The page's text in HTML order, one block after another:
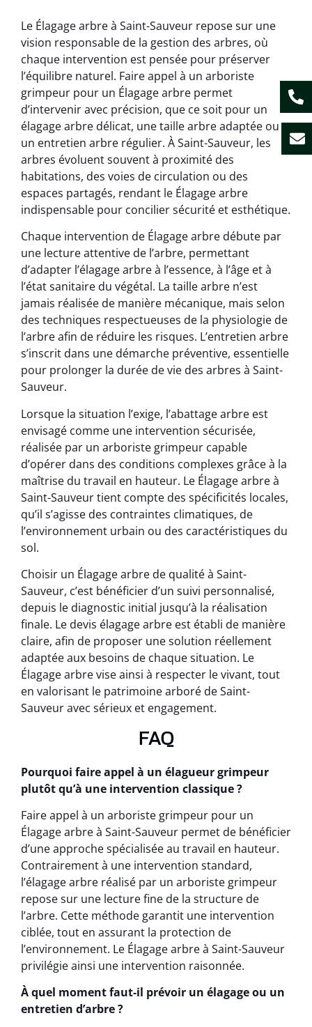
Le Élagage arbre à Saint-Sauveur repose sur une
vision responsable de la gestion des arbres, où
chaque intervention est pensée pour préserver
l’équilibre naturel. Faire appel à un arboriste
grimpeur pour un Élagage arbre permet
d’intervenir avec précision, que ce soit pour un
élagage arbre délicat, une taille arbre adaptée ou
un entretien arbre régulier. À Saint-Sauveur, les
arbres évoluent souvent à proximité des
habitations, des voies de circulation ou des
espaces partagés, rendant le Élagage arbre
indispensable pour concilier sécurité et esthétique.
Chaque intervention de Élagage arbre débute par
une lecture attentive de l’arbre, permettant
d’adapter l’élagage arbre à l’essence, à l’âge et à
l’état sanitaire du végétal. La taille arbre n’est
jamais réalisée de manière mécanique, mais selon
des techniques respectueuses de la physiologie de
l’arbre afin de réduire les risques. L’entretien arbre
s’inscrit dans une démarche préventive, essentielle
pour prolonger la durée de vie des arbres à Saint-
Sauveur.
Lorsque la situation l’exige, l’abattage arbre est
envisagé comme une intervention sécurisée,
réalisée par un arboriste grimpeur capable
d’opérer dans des conditions complexes grâce à la
maîtrise du travail en hauteur. Le Élagage arbre à
Saint-Sauveur tient compte des spécificités locales,
qu’il s’agisse des contraintes climatiques, de
l’environnement urbain ou des caractéristiques du
sol.
Choisir un Élagage arbre de qualité à Saint-
Sauveur, c’est bénéficier d’un suivi personnalisé,
depuis le diagnostic initial jusqu’à la réalisation
finale. Le devis élagage arbre est établi de manière
claire, afin de proposer une solution réellement
adaptée aux besoins de chaque situation. Le
Élagage arbre vise ainsi à respecter le vivant, tout
en valorisant le patrimoine arboré de Saint-
Sauveur avec sérieux et engagement.
FAQ
Pourquoi faire appel à un élagueur grimpeur
plutôt qu’à une intervention classique ?
Faire appel à un arboriste grimpeur pour un
Élagage arbre à Saint-Sauveur permet de bénéficier
d’une approche spécialisée au travail en hauteur.
Contrairement à une intervention standard,
l’élagage arbre réalisé par un arboriste grimpeur
repose sur une lecture fine de la structure de
l’arbre. Cette méthode garantit une intervention
ciblée, tout en assurant la protection de
l’environnement. Le Élagage arbre à Saint-Sauveur
privilégie ainsi une intervention raisonnée.
À quel moment faut-il prévoir un élagage ou un
entretien d’arbre ?